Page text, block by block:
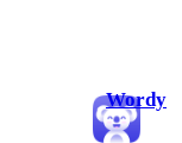
Wordy